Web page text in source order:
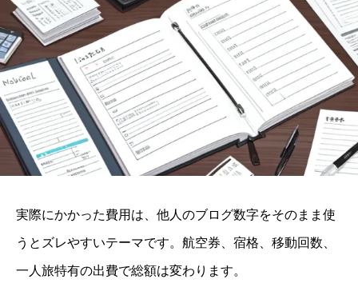
実際にかかった費用は、他人のブログ数字をそのまま使
うとズレやすいテーマです。航空券、宿格、移動回数、
一人旅特有の出費で総額は変わります。